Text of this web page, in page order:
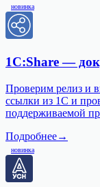
новинка
1С:Share —
Проверим релиз и
ссылки из 1С и
поддерживаемой
Подробнее→
новинка